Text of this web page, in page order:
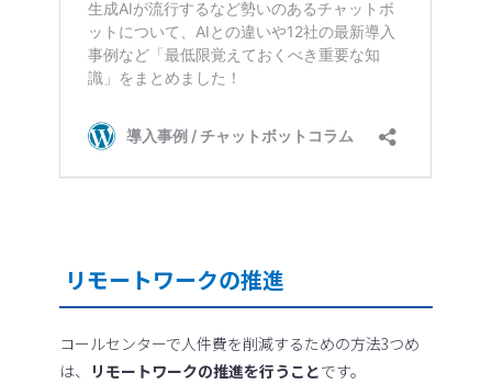
リモートワークの推進
コールセンターで人件費を削減するための方法3つめ
は、 リモートワークの推進を行うことです。